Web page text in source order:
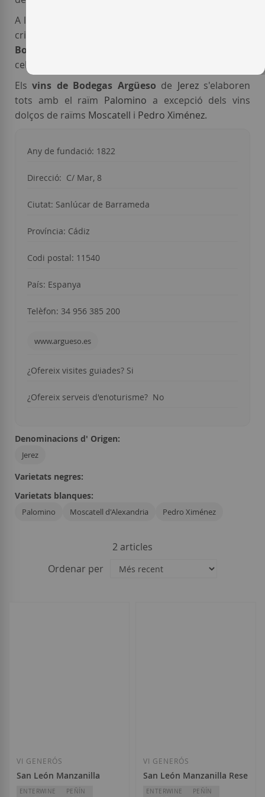
A l'exterior del celler
criança oxidativa, els altres
Bodegues Argüeso
celler.
Elsvins de Bodegas Argüeso de Jerezs'elaboren
tots amb el raïm Palomino a excepció dels vins
dolços de raïms Moscatell i Pedro Ximénez.
Any de fundació: 1822
Direcció: C/ Mar, 8
Ciutat: Sanlúcar de Barrameda
Província: Cádiz
Codi postal: 11540
País: Espanya
Telèfon: 34 956 385 200
www.argueso.es
¿Ofereix visites guiades? Si
¿Ofereix serveis d'enoturisme? No
Denominacions d' Origen:
Jerez
Varietats negres:
Varietats blanques:
Palomino Moscatell d'Alexandria Pedro Ximénez
2 articles
Ordenar per
VI GENERÓS
San León Manzanilla
ENTERWINE PEÑÍN
VI GENERÓS
San León Manzanilla Reserva
ENTERWINE PEÑÍN